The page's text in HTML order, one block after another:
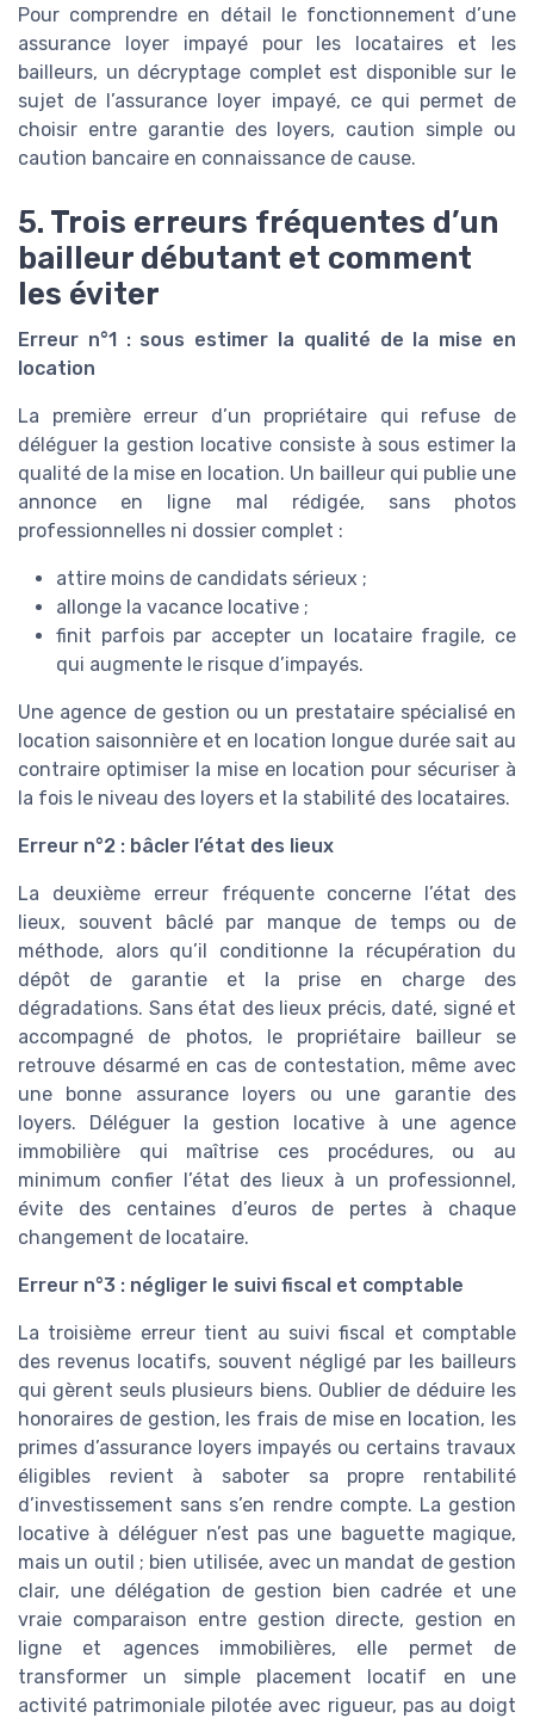
Pour comprendre en détail le fonctionnement d’une
assurance loyer impayé pour les locataires et les
bailleurs, un décryptage complet est disponible sur le
sujet de l’assurance loyer impayé, ce qui permet de
choisir entre garantie des loyers, caution simple ou
caution bancaire en connaissance de cause.
5. Trois erreurs fréquentes d’un
bailleur débutant et comment
les éviter
Erreur n°1 : sous estimer la qualité de la mise en
location
La première erreur d’un propriétaire qui refuse de
déléguer la gestion locative consiste à sous estimer la
qualité de la mise en location. Un bailleur qui publie une
annonce en ligne mal rédigée, sans photos
professionnelles ni dossier complet :
attire moins de candidats sérieux ;
allonge la vacance locative ;
finit parfois par accepter un locataire fragile, ce
qui augmente le risque d’impayés.
Une agence de gestion ou un prestataire spécialisé en
location saisonnière et en location longue durée sait au
contraire optimiser la mise en location pour sécuriser à
la fois le niveau des loyers et la stabilité des locataires.
Erreur n°2 : bâcler l’état des lieux
La deuxième erreur fréquente concerne l’état des
lieux, souvent bâclé par manque de temps ou de
méthode, alors qu’il conditionne la récupération du
dépôt de garantie et la prise en charge des
dégradations. Sans état des lieux précis, daté, signé et
accompagné de photos, le propriétaire bailleur se
retrouve désarmé en cas de contestation, même avec
une bonne assurance loyers ou une garantie des
loyers. Déléguer la gestion locative à une agence
immobilière qui maîtrise ces procédures, ou au
minimum confier l’état des lieux à un professionnel,
évite des centaines d’euros de pertes à chaque
changement de locataire.
Erreur n°3 : négliger le suivi fiscal et comptable
La troisième erreur tient au suivi fiscal et comptable
des revenus locatifs, souvent négligé par les bailleurs
qui gèrent seuls plusieurs biens. Oublier de déduire les
honoraires de gestion, les frais de mise en location, les
primes d’assurance loyers impayés ou certains travaux
éligibles revient à saboter sa propre rentabilité
d’investissement sans s’en rendre compte. La gestion
locative à déléguer n’est pas une baguette magique,
mais un outil ; bien utilisée, avec un mandat de gestion
clair, une délégation de gestion bien cadrée et une
vraie comparaison entre gestion directe, gestion en
ligne et agences immobilières, elle permet de
transformer un simple placement locatif en une
activité patrimoniale pilotée avec rigueur, pas au doigt